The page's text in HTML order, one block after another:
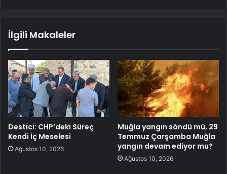
İlgili Makaleler
Destici: CHP’deki Süreç
Kendi İç Meselesi
Ağustos 10, 2026
Muğla yangın söndü mü, 29
Temmuz Çarşamba Muğla
yangın devam ediyor mu?
Ağustos 10, 2026